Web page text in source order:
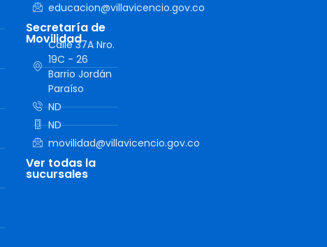
educacion@villavicencio.gov.co
Secretaría de
Movilidad
Calle 37A Nro.
19C - 26
Barrio Jordán
Paraíso
ND
ND
movilidad@villavicencio.gov.co
Ver todas la
sucursales